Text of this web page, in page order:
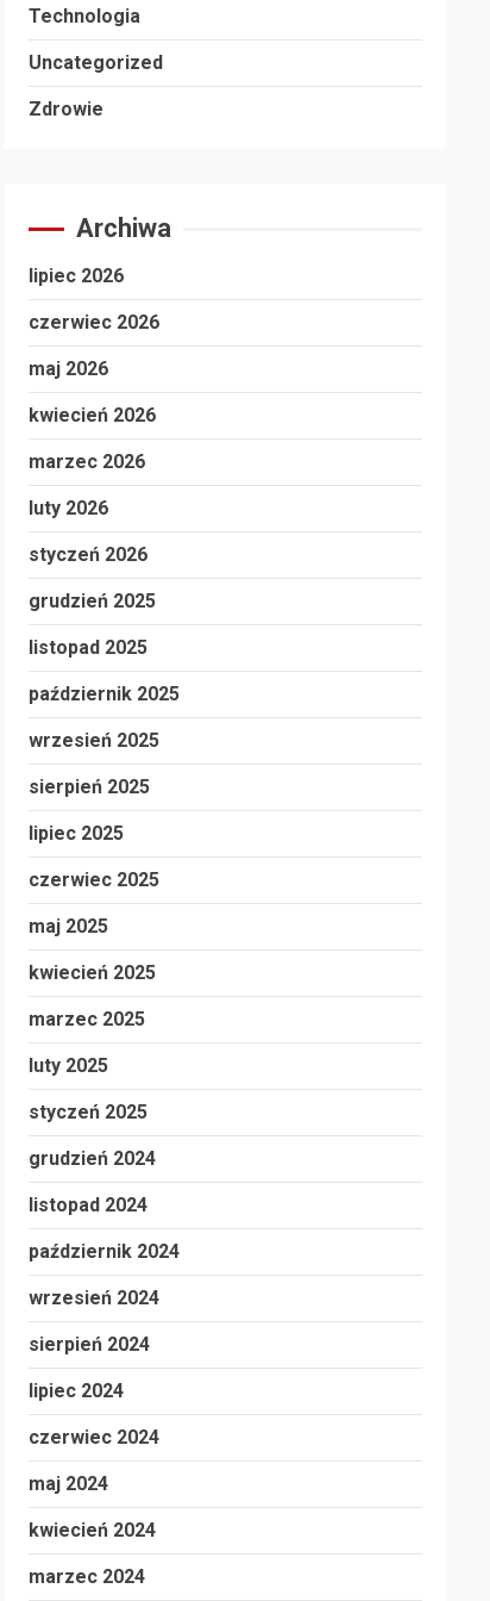
Technologia
Uncategorized
Zdrowie
Archiwa
lipiec 2026
czerwiec 2026
maj 2026
kwiecień 2026
marzec 2026
luty 2026
styczeń 2026
grudzień 2025
listopad 2025
październik 2025
wrzesień 2025
sierpień 2025
lipiec 2025
czerwiec 2025
maj 2025
kwiecień 2025
marzec 2025
luty 2025
styczeń 2025
grudzień 2024
listopad 2024
październik 2024
wrzesień 2024
sierpień 2024
lipiec 2024
czerwiec 2024
maj 2024
kwiecień 2024
marzec 2024